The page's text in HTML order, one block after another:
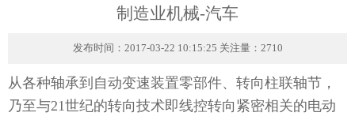
制造业机械-汽车
发布时间：2017-03-22 10:15:25 关注量：2710
从各种轴承到自动变速装置零部件、转向柱联轴节，
乃至与21世纪的转向技术即线控转向紧密相关的电动